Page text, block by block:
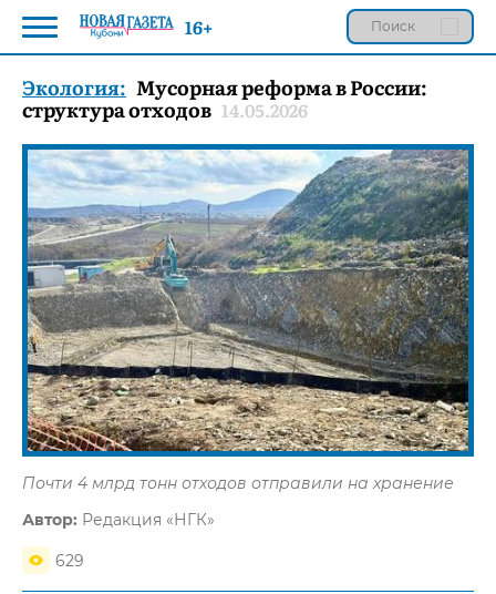
Экология: Мусорная реформа в России:
cтруктура отходов 14.05.2026
Почти 4 млрд тонн отходов отправили на хранение
Автор: Редакция «НГК»
629
16+